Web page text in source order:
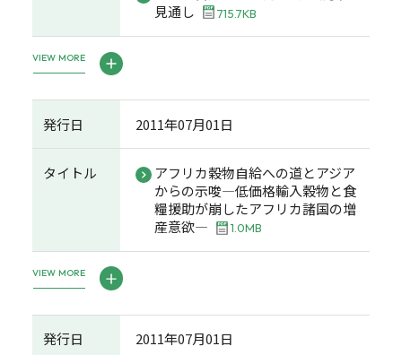
見通し
715.7KB
VIEW MORE
発行日 2011年07月01日
タイトル
アフリカ穀物自給への道とアジア
からの示唆―低価格輸入穀物と食
糧援助が崩したアフリカ諸国の増
産意欲―
1.0MB
VIEW MORE
発行日 2011年07月01日